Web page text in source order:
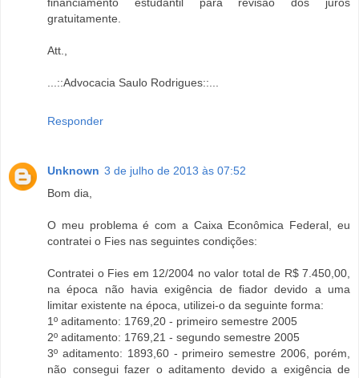
financiamento estudantil para revisão dos juros
gratuitamente.
Att.,
...::Advocacia Saulo Rodrigues::...
Responder
Unknown 3 de julho de 2013 às 07:52
Bom dia,
O meu problema é com a Caixa Econômica Federal, eu
contratei o Fies nas seguintes condições:
Contratei o Fies em 12/2004 no valor total de R$ 7.450,00,
na época não havia exigência de fiador devido a uma
limitar existente na época, utilizei-o da seguinte forma:
1º aditamento: 1769,20 - primeiro semestre 2005
2º aditamento: 1769,21 - segundo semestre 2005
3º aditamento: 1893,60 - primeiro semestre 2006, porém,
não consegui fazer o aditamento devido a exigência de